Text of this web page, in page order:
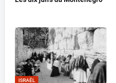
ISRAËL